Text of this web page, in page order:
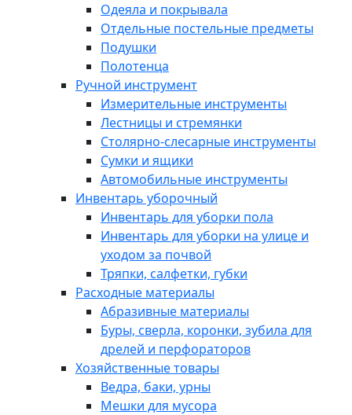
Одеяла и покрывала
Отдельные постельные предметы
Подушки
Полотенца
Ручной инструмент
Измерительные инструменты
Лестницы и стремянки
Столярно-слесарные инструменты
Сумки и ящики
Автомобильные инструменты
Инвентарь уборочный
Инвентарь для уборки пола
Инвентарь для уборки на улице и
уходом за почвой
Тряпки, салфетки, губки
Расходные материалы
Абразивные материалы
Буры, сверла, коронки, зубила для
дрелей и перфораторов
Хозяйственные товары
Ведра, баки, урны
Мешки для мусора